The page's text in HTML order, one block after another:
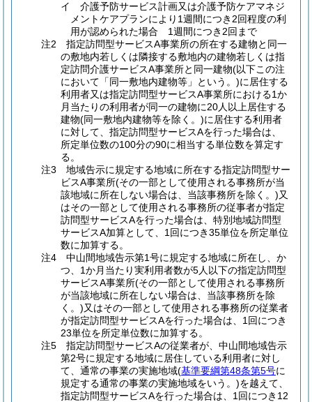
イ 介護予防サービス計画又は介護予防ケアマネジ
メントケアプランにより1週間につき2回程度の利
用が認められた場合 1週間につき2回まで
注2 指定訪問型サービスA事業所の所在する建物と同一
の敷地内若しくは隣接する敷地内の建物若しくは指
定訪問介護サービスA事業所と同一建物(以下この注
において「同一敷地内建物等」という。)に居住する
利用者又は指定訪問型サービスA事業所における1か
月当たりの利用者が同一の建物に20人以上居住する
建物(同一敷地内建物等を除く。)に居住する利用者
に対して、指定訪問型サービスAを行った場合は、
所定単位数の100分の90に相当する単位数を算定す
る。
注3 地域告示に規定する地域に所在する指定訪問型サー
ビスA事業所(その一部として使用される事務所が当
該地域に所在しない場合は、当該事務所を除く。)又
はその一部として使用される事務所の従事者が指定
訪問型サービスAを行った場合は、特別地域訪問型
サービスA加算として、1回につき35単位を所定単位
数に加算する。
注4 中山間地域告示第1号に規定する地域に所在し、か
つ、1か月当たり実利用者数が5人以下の指定訪問型
サービスA事業所(その一部として使用される事務所
が当該地域に所在しない場合は、当該事務所を除
く。)又はその一部として使用される事務所の従業者
が指定訪問型サービスAを行った場合は、1回につき
23単位を所定単位数に加算する。
注5 指定訪問型サービスAの従業者が、中山間地域告示
第2号に規定する地域に居住している利用者に対し
て、通常の事業の実施地域(基準要綱第48条第5号に
規定する通常の事業の実施地域をいう。)を越えて、
指定訪問型サービスAを行った場合は、1回につき12